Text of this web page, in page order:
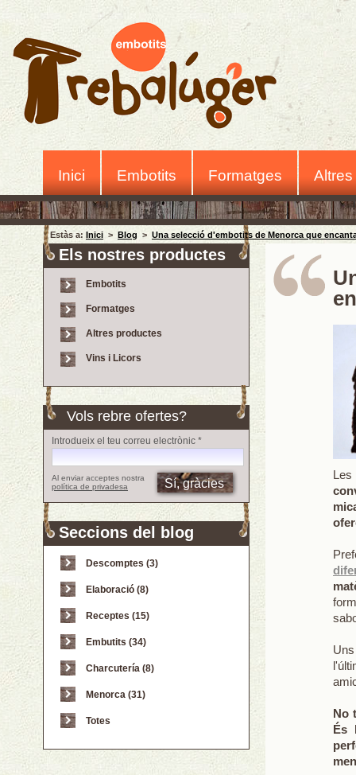
Inici Embotits Formatges
Estàs a: Inici > Blog > Una selecció d'embotits de Menorca que
Els nostres productes
Embotits
Formatges
Altres productes
Vins i Licors
Vols rebre ofertes?
Introdueix el teu correu electrònic *
Al enviar acceptes nostra
política de privadesa
Seccions del blog
Descomptes (3)
Elaboració (8)
Receptes (15)
Embutits (34)
Charcutería (8)
Menorca (31)
Totes
No
És